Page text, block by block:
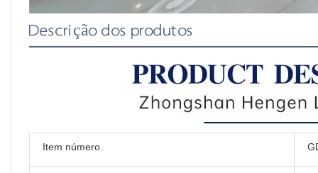
Descrição dos produtos
Item número.